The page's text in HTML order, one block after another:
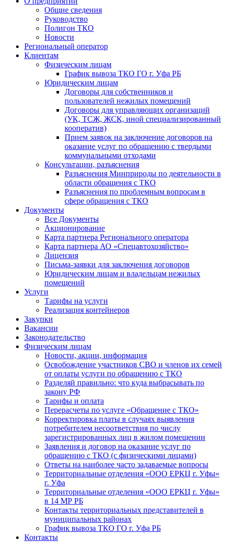
Общие сведения
Руководство
Полигон ТКО
Новости
Региональный оператор
Клиентам
Физическим лицам
График вывоза ТКО ГО г. Уфа РБ
Юридическим лицам
Договоры для собственников и
пользователей нежилых помещений
Договоры для управляющих организаций
(УК, ТСЖ, ЖСК, иной специализированный
кооператив)
Прием заявок на заключение договоров на
оказание услуг по обращению с твердыми
коммунальными отходами
Консультации, разъяснения
Разъяснения Минприроды по деятельности в
области обращения с ТКО
Разъяснения по проблемным вопросам в
сфере обращения с ТКО
Документы
Все Документы
Акционирование
Карта партнера Регионального оператора
Карта партнера АО «Спецавтохозяйство»
Лицензия
Письма-заявки для заключения договоров
Юридическим лицам и владельцам нежилых
помещений
Услуги
Тарифы на услуги
Реализация контейнеров
Закупки
Вакансии
Законодательство
Физическим лицам
Новости, акции, информация
Освобождение участников СВО и членов их семей
от оплаты услуги по обращению с ТКО
Разделяй правильно: что куда выбрасывать по
закону РФ
Тарифы и оплата
Перерасчеты по услуге «Обращение с ТКО»
Корректировка платы в случаях выявления
потребителем несоответствия по числу
зарегистрированных лиц в жилом помещении
Заявления и договор на оказание услуг по
обращению с ТКО (с физическими лицами)
Ответы на наиболее часто задаваемые вопросы
Территориальные отделения «ООО ЕРКЦ г. Уфы»
г. Уфа
Территориальные отделения «ООО ЕРКЦ г. Уфы»
в 14 МР РБ
Контакты территориальных представителей в
муниципальных районах
График вывоза ТКО ГО г. Уфа РБ
Контакты